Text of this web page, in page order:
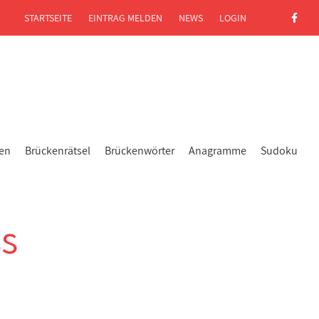
Brückenrätsel Brückenwörter Anagramme Sudoku
STARTSEITE EINTRAG MELDEN NEWS LOGIN